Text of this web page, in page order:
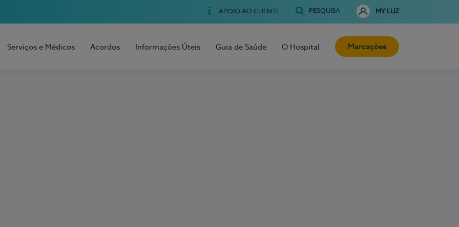
APOIO AO CLIENTE PESQUISA MY LUZ
Serviços e Médicos Acordos Informações Úteis Guia de Saúde O Hospital Marcações